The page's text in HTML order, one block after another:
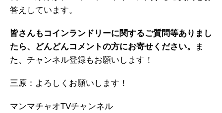
答えしています。
皆さんもコインランドリーに関するご質問等ありまし
たら、どんどんコメントの方にお寄せください。
ま
た、チャンネル登録もお願いします！
三原：よろしくお願いします！
マンマチャオTVチャンネル